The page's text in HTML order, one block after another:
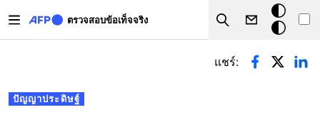
ตรวจสอบข้อเท็จจริง
Search
โหมด
มืด
Primary tabs
ปัญญาประดิษฐ์
แชร์: